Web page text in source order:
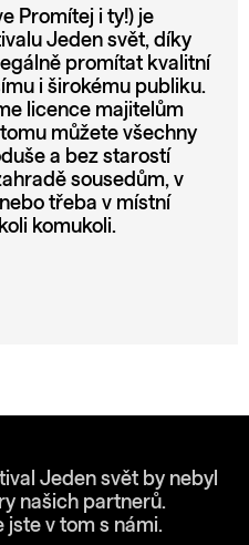
Promítej i ty!) je
Jeden svět, díky
promítat kvalitní
i širokému publiku.
licence majitelům
můžete všechny
a bez starostí
sousedům, v
třeba v místní
komukoli.
Jeden svět by nebyl
našich partnerů.
jste v tom s námi.